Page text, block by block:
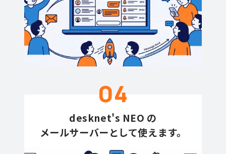
04
desknet's NEO の
メールサーバーとして使えます。